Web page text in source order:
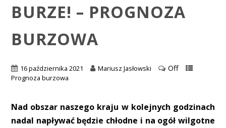
BURZE! – PROGNOZA
BURZOWA
16 października 2021 Mariusz Jasłowski Off
Prognoza burzowa
Nad obszar naszego kraju w kolejnych godzinach
nadal napływać będzie chłodne i na ogół wilgotne